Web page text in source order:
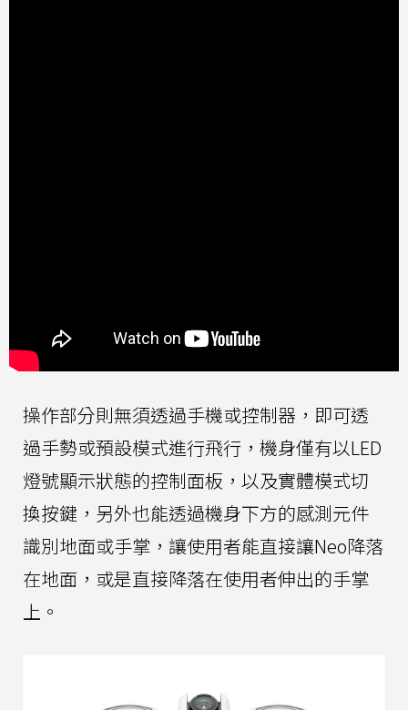
操作部分則無須透過手機或控制器，即可透
過手勢或預設模式進行飛行，機身僅有以LED
燈號顯示狀態的控制面板，以及實體模式切
換按鍵，另外也能透過機身下方的感測元件
識別地面或手掌，讓使用者能直接讓Neo降落
在地面，或是直接降落在使用者伸出的手掌
上。